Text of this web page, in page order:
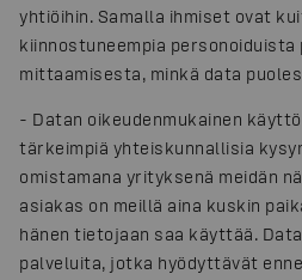
yhtiöihin. Samalla ihmiset ovat
kiinnostuneempia
mittaamisesta, minkä data
- Datan oikeudenmukainen
tärkeimpiä yhteiskunnallisia
omistamana yrityksenä meidän
asiakas on meillä aina kuskin
hänen tietojaan saa käyttää.
palveluita, jotka hyödyttävät